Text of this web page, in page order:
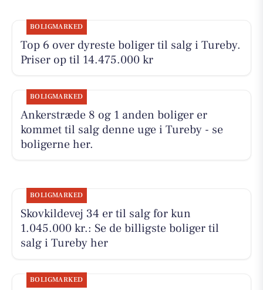
BOLIGMARKED
Top 6 over dyreste boliger til salg i Tureby.
Priser op til 14.475.000 kr
BOLIGMARKED
Ankerstræde 8 og 1 anden boliger er
kommet til salg denne uge i Tureby - se
boligerne her.
BOLIGMARKED
Skovkildevej 34 er til salg for kun
1.045.000 kr.: Se de billigste boliger til
salg i Tureby her
BOLIGMARKED